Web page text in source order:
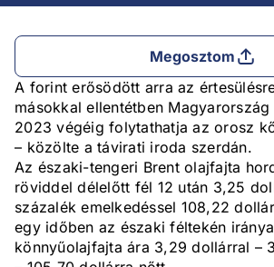
Megosztom
A forint erősödött arra az
másokkal ellentétben Magyarország
2023 végéig folytathatja az orosz
– közölte a távirati iroda szerdán.
Az északi-tengeri Brent olajfajta
röviddel délelőtt fél 12 után 3,25
százalék emelkedéssel 108,22
egy időben az északi féltekén
könnyűolajfajta ára 3,29 dollárral –